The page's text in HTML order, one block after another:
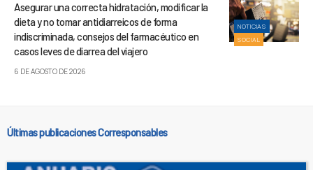
NOTICIAS
SOCIAL
Asegurar una correcta hidratación, modificar la
dieta y no tomar antidiarreicos de forma
indiscriminada, consejos del farmacéutico en
casos leves de diarrea del viajero
6 DE AGOSTO DE 2026
Últimas publicaciones Corresponsables